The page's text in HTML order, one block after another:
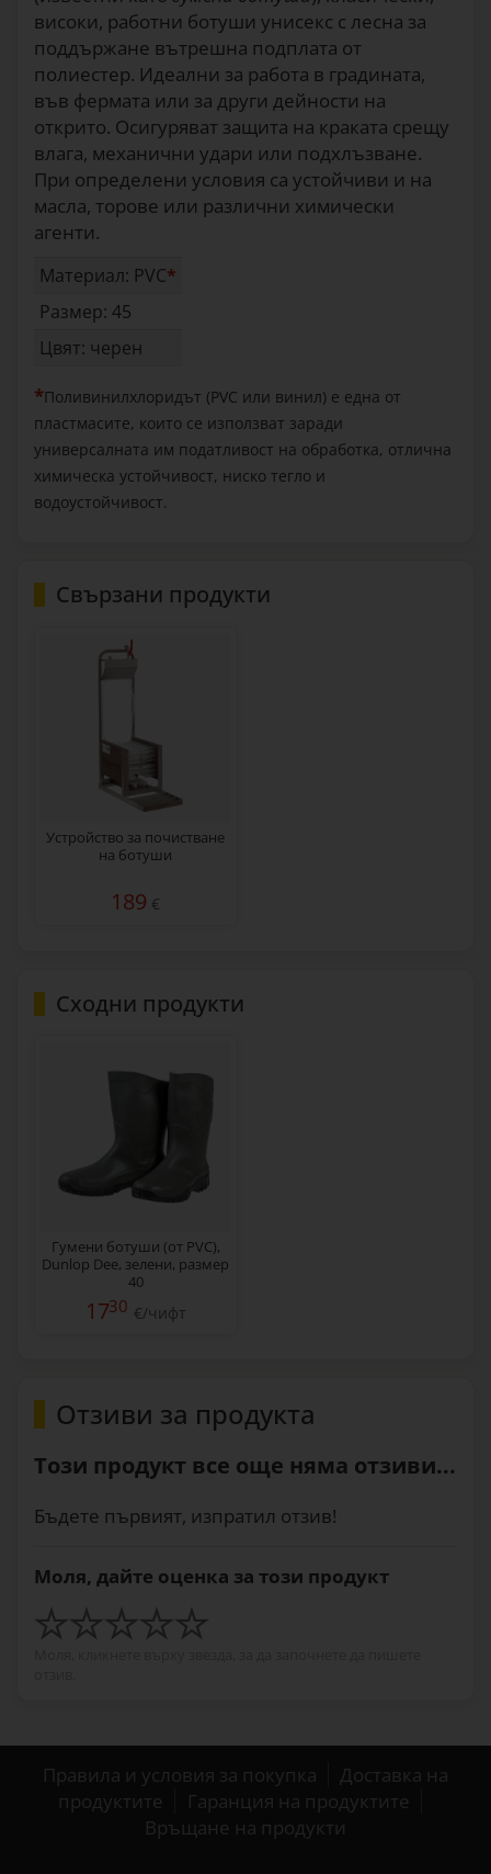
високи, работни ботуши унисекс с лесна за
поддържане вътрешна подплата от
полиестер. Идеални за работа в градината,
във фермата или за други дейности на
открито. Осигуряват защита на краката срещу
влага, механични удари или подхлъзване.
При определени условия са устойчиви и на
масла, торове или различни химически
агенти.
Материал: PVC*
Размер: 45
Цвят: черен
*Поливинилхлоридът (PVC или винил) е една от
пластмасите, които се използват заради
универсалната им податливост на обработка, отлична
химическа устойчивост, ниско тегло и
водоустойчивост.
Свързани продукти
Устройство за почистване
на ботуши
189 €
Сходни продукти
Гумени ботуши (от PVC),
Dunlop Dee, зелени, размер
40
1730 €/чифт
Отзиви за продукта
Този продукт все още няма отзиви...
Бъдете първият, изпратил отзив!
Моля, дайте оценка за този продукт
Правила и условия за покупка
Доставка на
продуктите
Гаранция на продуктите
Връщане на продукти